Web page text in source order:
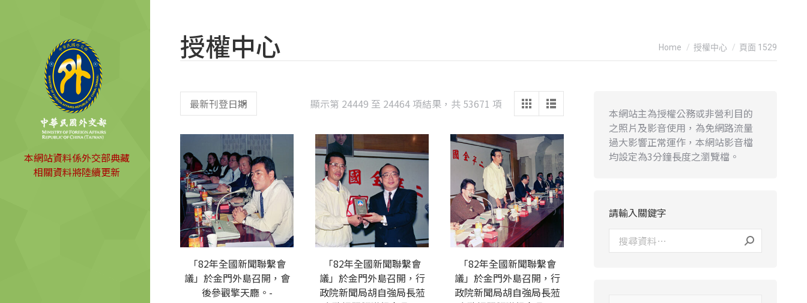
本網站資料係外交部典藏
相關資料將陸續更新
授權中心 You are here:
Home 授權中心 頁面 1529
顯示第 24449 至 24464 項結果，共 53671 項 Sorted
latest
「82年全國新聞聯繫會
議」於金門外島召開，會
後參觀擎天廳。-
「82年全國新聞聯繫會
議」於金門外島召開，行
政院新聞局胡自強局長蒞
「82年全國新聞聯繫會
議」於金門外島召開，行
政院新聞局胡自強局長蒞
本網站主為授權公務或非營利目的
之照片及影音使用，為免網路流量
過大影響正常運作，本網站影音檔
均設定為3分鐘長度之瀏覽檔。
請輸入關鍵字